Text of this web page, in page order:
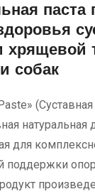
паста
хрящевой
собак
натуральная
для
поддержки